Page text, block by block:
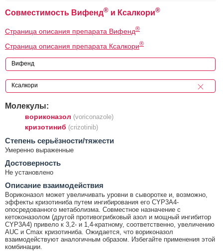
Совместимость Вифенд® и Ксалкори®
Страница описания препарата Вифенд®
Страница описания препарата Ксалкори®
Молекулы:
вориконазол (voriconazole)
кризотиниб (crizotinib)
Cтепень серьёзности/тяжести
Умеренно выраженные
Достоверность
Не установлено
Описание взаимодействия
Вориконазол может увеличивать уровни в сыворотке и, возможно,
эффекты кризотиниба путем ингибирования его CYP3A4-
опосредованного метаболизма. Совместное назначение с
кетоконазолом (другой противогрибковый азол и мощный ингибитор
CYP3A4) привело к 3,2- и 1,4-кратному, соответственно, увеличению
AUC и Cmax кризотиниба. Ожидается, что вориконазол
взаимодействуют аналогичным образом. Избегайте применения этой
комбинации.